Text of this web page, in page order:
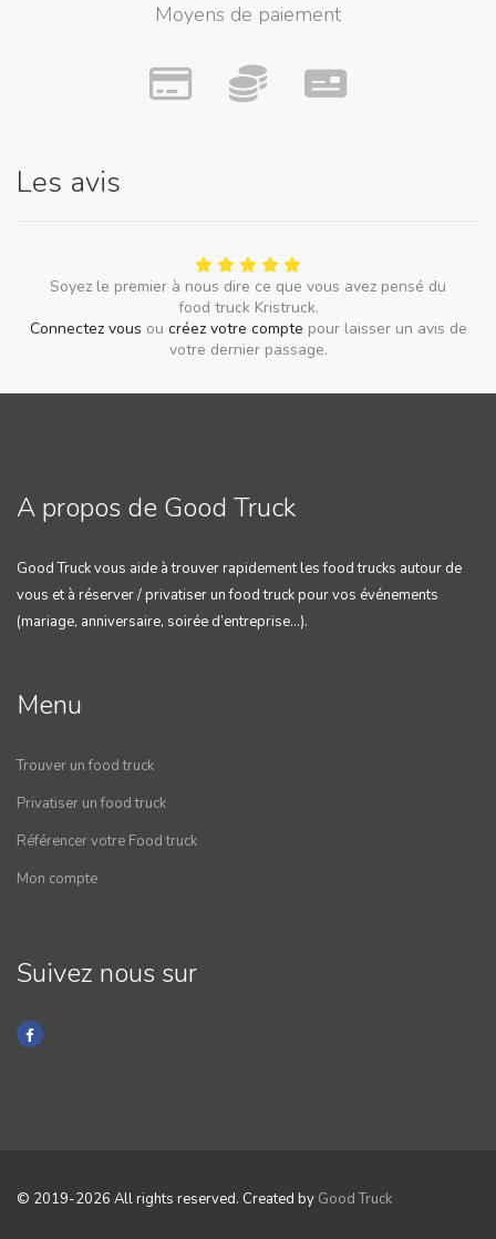
Moyens de paiement
Les avis
Soyez le premier à nous dire ce que vous avez pensé du
food truck Kristruck.
Connectez vous ou créez votre compte pour laisser un avis de
votre dernier passage.
A propos de Good Truck
Good Truck vous aide à trouver rapidement les food trucks autour de
vous et à réserver / privatiser un food truck pour vos événements
(mariage, anniversaire, soirée d’entreprise…).
Menu
Trouver un food truck
Privatiser un food truck
Référencer votre Food truck
Mon compte
Suivez nous sur
© 2019-2026 All rights reserved. Created by Good Truck